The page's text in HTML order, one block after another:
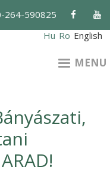
264-590825
Hu Ro English
MENU